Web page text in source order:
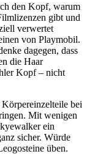
den Kopf, warum
gibt und
verwertet
von Playmobil.
dagegen, dass
die Haar
Kopf – nicht
bei
Mit wenigen
ein
sicher. Würde
üben.